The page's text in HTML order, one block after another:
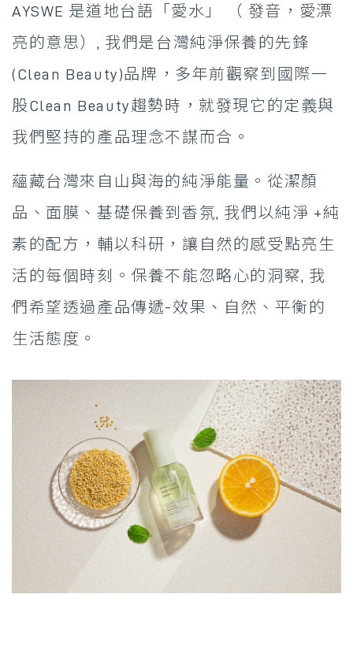
AYSWE 是道地台語「愛水」 （ 發音，愛漂
亮的意思）, 我們是台灣純淨保養的先 鋒
(Clean Beauty)品牌，多年前觀察到國際一
股Clean Beauty趨勢時，就發現它 的定義與
我們堅持的產品理念不謀而合。
蘊藏台灣來自山與海的純淨能量。從潔顏
品、面膜、基礎保養到香氛, 我們以純淨 +純
素的配方，輔以科研，讓自然的感受點亮生
活的每個時刻。 保養不能忽略心的洞察, 我
們希望透過產品傳遞- 效果、自然、平衡的
生活態度。